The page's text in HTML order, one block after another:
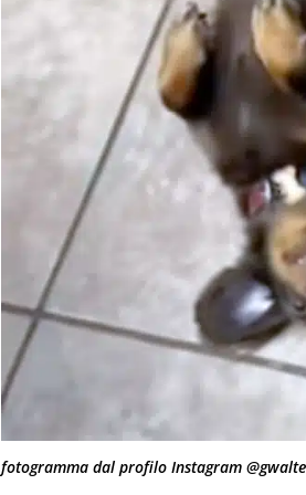
fotogramma dal profilo Instagram